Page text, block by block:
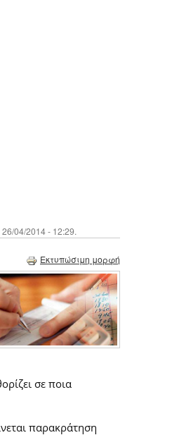
04/2014 - 12:29.
Εκτυπώσιμη μορφή
σε ποια
παρακράτηση